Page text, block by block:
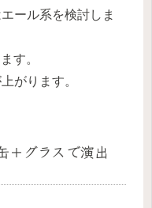
ール系を検討しま
す。
がります。
＋グラスで演出